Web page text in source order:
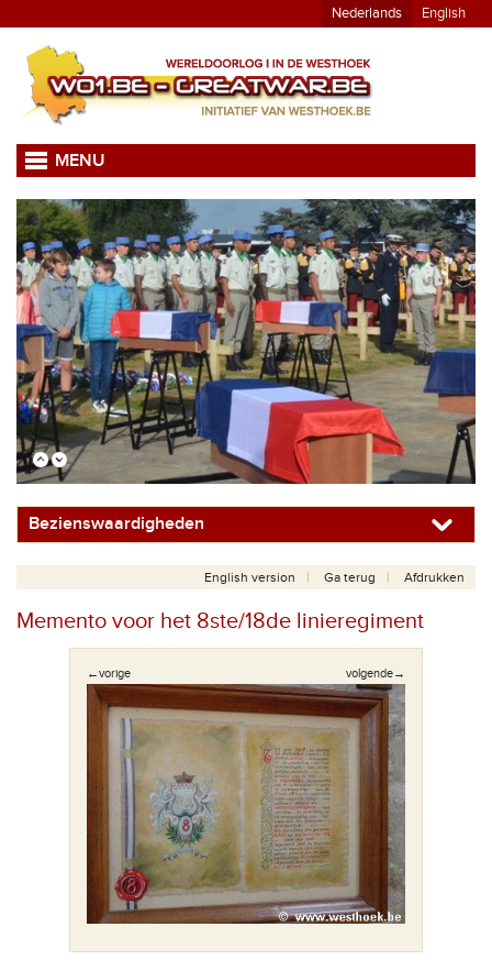
Nederlands English
MENU
Bezienswaardigheden
English version Ga terug Afdrukken
Memento voor het 8ste/18de linieregiment
←vorige volgende→